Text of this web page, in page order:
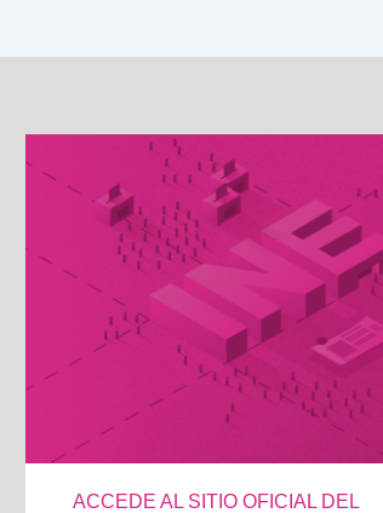
ACCEDE AL SITIO OFICIAL DEL